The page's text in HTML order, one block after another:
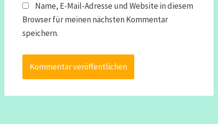
Name, E-Mail-Adresse und Website in diesem
Browser für meinen nächsten Kommentar
speichern.